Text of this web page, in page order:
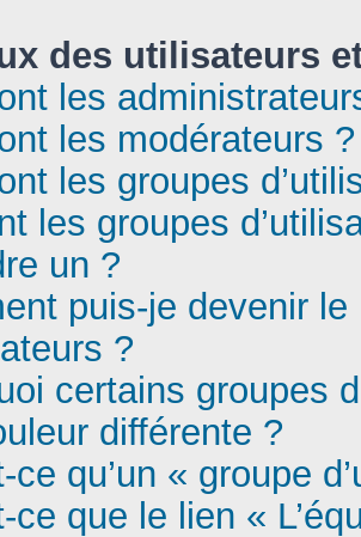
des utilisateurs
les
les modérateurs ?
les groupes
les groupes
un ?
puis-je devenir le
?
certains groupes
différente ?
ce qu’un « groupe
ce que le lien «